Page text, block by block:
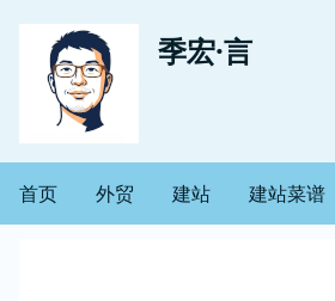
跳
要
用
户
帐
户
季宏·言
主
首页 外贸 建站 建站菜谱